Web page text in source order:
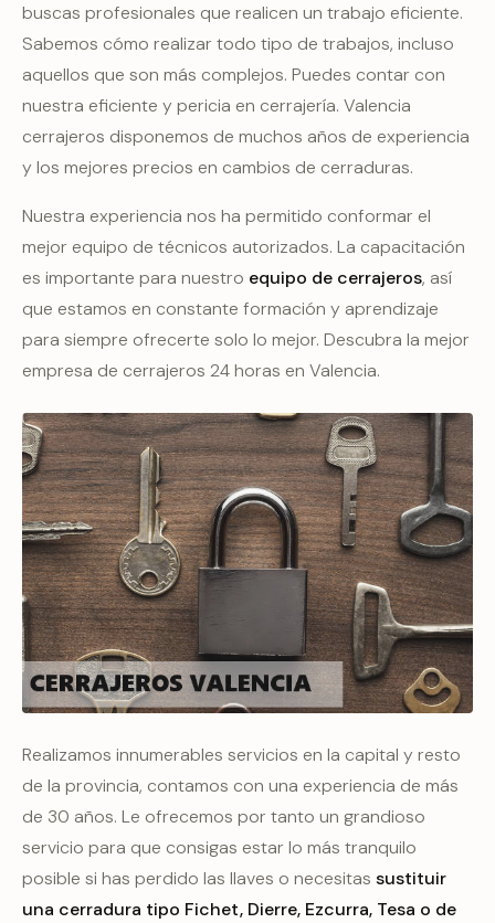
buscas profesionales que realicen un trabajo eficiente.
Sabemos cómo realizar todo tipo de trabajos, incluso
aquellos que son más complejos. Puedes contar con
nuestra eficiente y pericia en cerrajería. Valencia
cerrajeros disponemos de muchos años de experiencia
y los mejores precios en cambios de cerraduras.
Nuestra experiencia nos ha permitido conformar el
mejor equipo de técnicos autorizados. La capacitación
es importante para nuestro equipo de cerrajeros, así
que estamos en constante formación y aprendizaje
para siempre ofrecerte solo lo mejor. Descubra la mejor
empresa de cerrajeros 24 horas en Valencia.
Realizamos innumerables servicios en la capital y resto
de la provincia, contamos con una experiencia de más
de 30 años. Le ofrecemos por tanto un grandioso
servicio para que consigas estar lo más tranquilo
posible si has perdido las llaves o necesitas sustituir
una cerradura tipo Fichet, Dierre, Ezcurra, Tesa o de